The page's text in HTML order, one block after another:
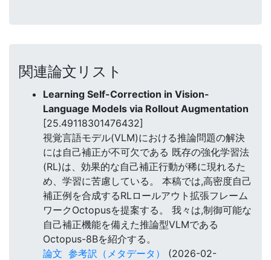
関連論文リスト
Learning Self-Correction in Vision-
Language Models via Rollout Augmentation
[25.49118301476432]
視覚言語モデル(VLM)における推論問題の解決
には自己補正が不可欠である 既存の強化学習法
(RL)は、効果的な自己補正行動が稀に現れるた
め、学習に苦慮している。 本稿では,高密度自己
補正例を合成するRLロールアウト拡張フレーム
ワークOctopusを提案する。 我々は,制御可能な
自己補正機能を備えた推論型VLMである
Octopus-8Bを紹介する。
論文 参考訳（メタデータ）
(2026-02-